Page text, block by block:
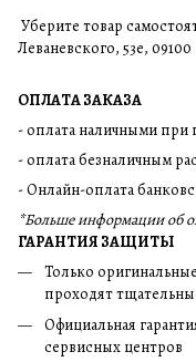
Уберите товар
Леваневского, 53е, 09100
ОПЛАТА ЗАКАЗА
- оплата наличными при
- оплата безналичным
- Онлайн-оплата
*Больше информации об
ГАРАНТИЯ ЗАЩИТЫ
Только
проходят
Официальная
сервисных центров